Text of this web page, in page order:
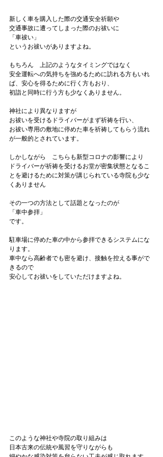
新しく車を購入した際の交通安全祈願や
交通事故に遭ってしまった際のお祓いに
「車祓い」
というお祓いがありますよね。
もちろん　上記のようなタイミングではなく
安全運転への気持ちを強めるために訪れる方もいれ
ば、安心を得るために行く方もおり、
初詣と同時に行う方も少なくありません。
神社により異なりますが
お祓いを受けるドライバーがまず祈祷を行い、
お祓い専用の敷地に停めた車を祈祷してもらう流れ
が一般的とされています。
しかしながら　こちらも新型コロナの影響により
ドライバーが祈祷を受けるお堂が密集状態となるこ
とを避けるために対策が講じられている寺院も少な
くありません
その一つの方法として話題となったのが
「車中参拝」
です。
駐車場に停めた車の中から参拝できるシステムにな
ります。
車中なら高齢者でも密を避け、接触を控える事がで
きるので
安心してお祓いをしていただけますよね。
このような神社や寺院の取り組みは
日本古来の伝統や風習を守りながらも